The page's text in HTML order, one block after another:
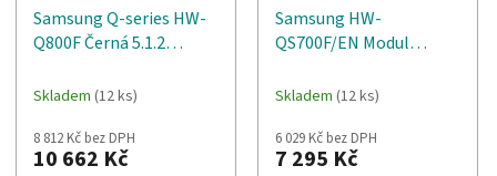
Samsung Q-series HW-
Q800F Černá 5.1.2
Skladem (12 ks)
8 812 Kč bez DPH
10 662 Kč
Samsung HW-
QS700F/EN Modul
kanálů Černý
Skladem (12 ks)
6 029 Kč bez DPH
7 295 Kč